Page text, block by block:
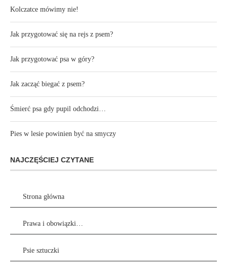
Kolczatce mówimy nie!
Jak przygotować się na rejs z psem?
Jak przygotować psa w góry?
Jak zacząć biegać z psem?
Śmierć psa gdy pupil odchodzi…
Pies w lesie powinien być na smyczy
NAJCZĘŚCIEJ CZYTANE
Strona główna
Prawa i obowiązki…
Psie sztuczki